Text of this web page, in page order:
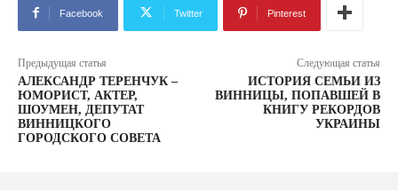
Facebook Twitter Pinterest
Предыдущая статья
АЛЕКСАНДР ТЕРЕНЧУК –
ЮМОРИСТ, АКТЕР,
ШОУМЕН, ДЕПУТАТ
ВИННИЦКОГО
ГОРОДСКОГО СОВЕТА
Следующая статья
ИСТОРИЯ СЕМЬИ ИЗ
ВИННИЦЫ, ПОПАВШЕЙ В
КНИГУ РЕКОРДОВ
УКРАИНЫ